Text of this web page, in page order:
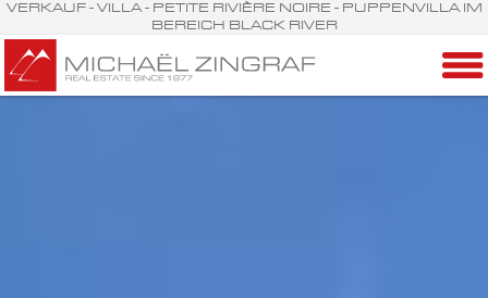
VERKAUF - VILLA - PETITE RIVIÈRE NOIRE - PUPPENVILLA IM
BEREICH BLACK RIVER